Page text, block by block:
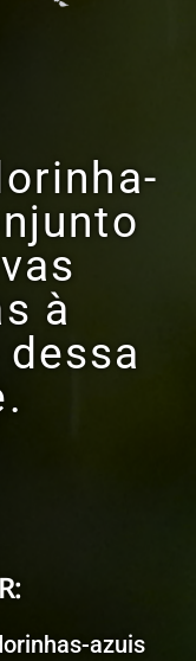
à
azuis